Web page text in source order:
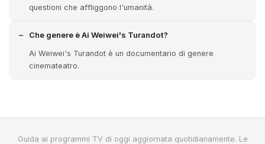
questioni che affliggono l'umanità.
Che genere è Ai Weiwei's Turandot?
Ai Weiwei's Turandot è un documentario di genere
cinemateatro.
Guida ai programmi TV di oggi aggiornata quotidianamente. Le